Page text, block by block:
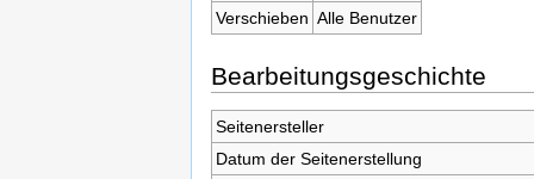
Verschieben Alle Benutzer
Bearbeitungsgeschichte
Seitenersteller
Datum der Seitenerstellung